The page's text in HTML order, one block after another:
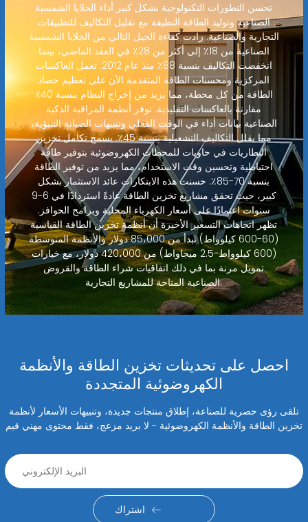
تحسن التطورات التكنولوجية بشكل كبير أداء الخلايا الشمسية
الصناعية وتوليد الطاقة النظيفة مع تقليل التكاليف للتطبيقات
التجارية والصناعية. زادت كفاءة الجيل التالي من الخلايا الشمسية
الصناعية من 18٪ إلى أكثر من 28٪ في العقد الماضي، بينما
انخفضت التكاليف بنسبة 88٪ منذ عام 2012. تعمل العاكسات
المركزية ومحسنات الطاقة المتقدمة الآن على تعظيم حصاد
الطاقة من كل محطة، مما يزيد من إخراج النظام بنسبة 40٪
مقارنة بالعاكسات التقليدية. توفر أنظمة المراقبة الذكية
الصناعية بيانات أداء في الوقت الفعلي وتنبيهات الصيانة التنبؤية،
مما يقلل التكاليف التشغيلية بنسبة 45٪. يسمح تكامل تخزين
البطاريات في حاويات للمحطات الكهروضوئية بتوفير طاقة
احتياطية وتحسين وقت الاستخدام، مما يزيد من توفير الطاقة
بنسبة 70-85٪. حسنت هذه الابتكارات عائد الاستثمار بشكل
كبير، حيث تحقق مشاريع تخزين الطاقة عادةً استردادًا في 6-9
سنوات اعتمادًا على أسعار الكهرباء المحلية وبرامج الحوافز.
تظهر اتجاهات التسعير الأخيرة أن أنظمة تخزين الطاقة القياسية
(60-600 كيلوواط) تبدأ من 85،000 دولار والأنظمة المتوسطة
(600 كيلوواط-2.5 ميجاواط) من 420،000 دولار، مع خيارات
تمويل مرنة بما في ذلك اتفاقيات شراء الطاقة والقروض
الصناعية المتاحة للمشاريع التجارية.
احصل على تحديثات تخزين الطاقة والأنظمة
الكهروضوئية المتجددة
تلقى رؤى حصرية للصناعة، إطلاق منتجات جديدة، وتنبيهات الأسعار لأنظمة
تخزين الطاقة والأنظمة الكهروضوئية - لا بريد مزعج، فقط محتوى مهني قيم
اشتراك